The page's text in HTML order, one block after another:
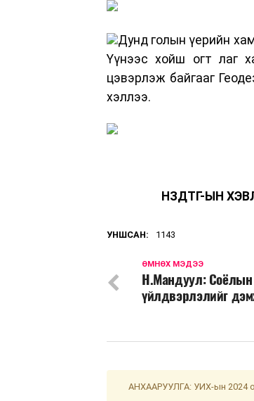
Дунд голын үерийн
Үүнээс хойш огт лаг
цэвэрлэж байгааг
хэллээ.
НЗДТГ-ЫН
УНШСАН: 1143
ӨМНӨХ МЭДЭЭ
Н.Мандуул: Соёлын
үйлдвэрлэлийг
АНХААРУУЛГА: УИХ-ын 2024